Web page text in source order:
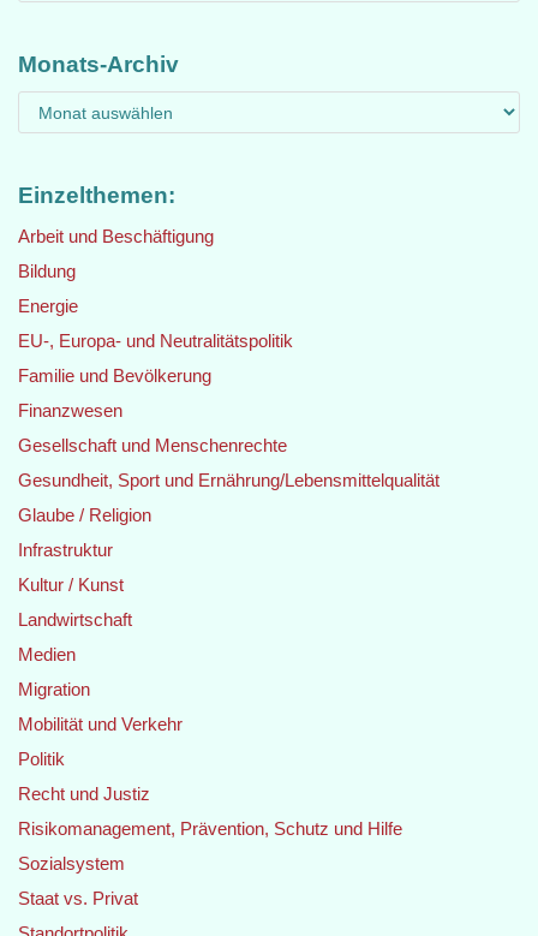
Monats-Archiv
Einzelthemen:
Arbeit und Beschäftigung
Bildung
Energie
EU-, Europa- und Neutralitätspolitik
Familie und Bevölkerung
Finanzwesen
Gesellschaft und Menschenrechte
Gesundheit, Sport und Ernährung/Lebensmittelqualität
Glaube / Religion
Infrastruktur
Kultur / Kunst
Landwirtschaft
Medien
Migration
Mobilität und Verkehr
Politik
Recht und Justiz
Risikomanagement, Prävention, Schutz und Hilfe
Sozialsystem
Staat vs. Privat